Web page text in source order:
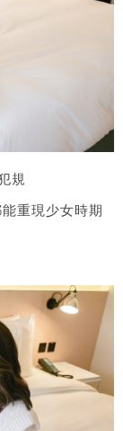
規
重現少女時期